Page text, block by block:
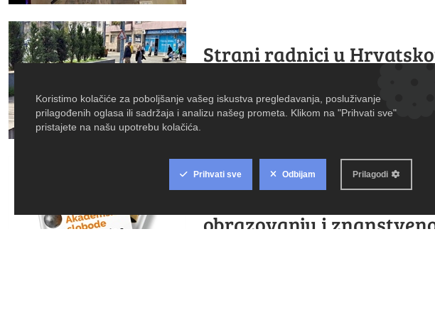
Strani radnici u
ZNANOST - veljače 23, 2026
AKADEMSKI SINDIKAT:
izmjene Zakona i
obrazovanju i